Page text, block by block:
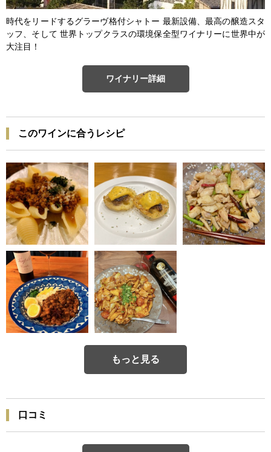
時代をリードするグラーヴ格付シャトー 最新設備、最高の醸造スタ
ッフ、そして 世界トップクラスの環境保全型ワイナリーに世界中が
大注目！
ワイナリー詳細
このワインに合うレシピ
もっと見る
口コミ